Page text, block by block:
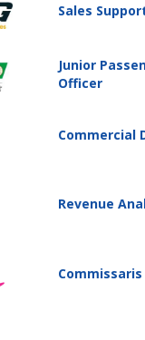
Sales
Junior
Officer
Commercial
Revenue
Commissaris